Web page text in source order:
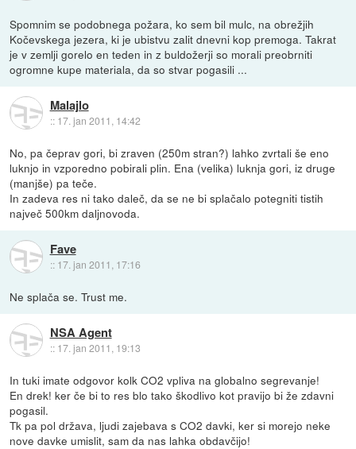
Spomnim se podobnega požara, ko sem bil mulc, na obrežjih
Kočevskega jezera, ki je ubistvu zalit dnevni kop premoga. Takrat
je v zemlji gorelo en teden in z buldožerji so morali preobrniti
ogromne kupe materiala, da so stvar pogasili ...
Malajlo
:: 17. jan 2011, 14:42
No, pa čeprav gori, bi zraven (250m stran?) lahko zvrtali še eno
luknjo in vzporedno pobirali plin. Ena (velika) luknja gori, iz druge
(manjše) pa teče.
In zadeva res ni tako daleč, da se ne bi splačalo potegniti tistih
največ 500km daljnovoda.
Fave
:: 17. jan 2011, 17:16
Ne splača se. Trust me.
NSA Agent
:: 17. jan 2011, 19:13
In tuki imate odgovor kolk CO2 vpliva na globalno segrevanje!
En drek! ker če bi to res blo tako škodlivo kot pravijo bi že zdavni
pogasil.
Tk pa pol država, ljudi zajebava s CO2 davki, ker si morejo neke
nove davke umislit, sam da nas lahka obdavčijo!